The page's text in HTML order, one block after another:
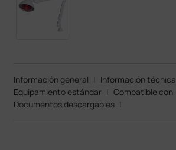
Información general | Información técnica
Equipamiento estándar | Compatible con
Documentos descargables |